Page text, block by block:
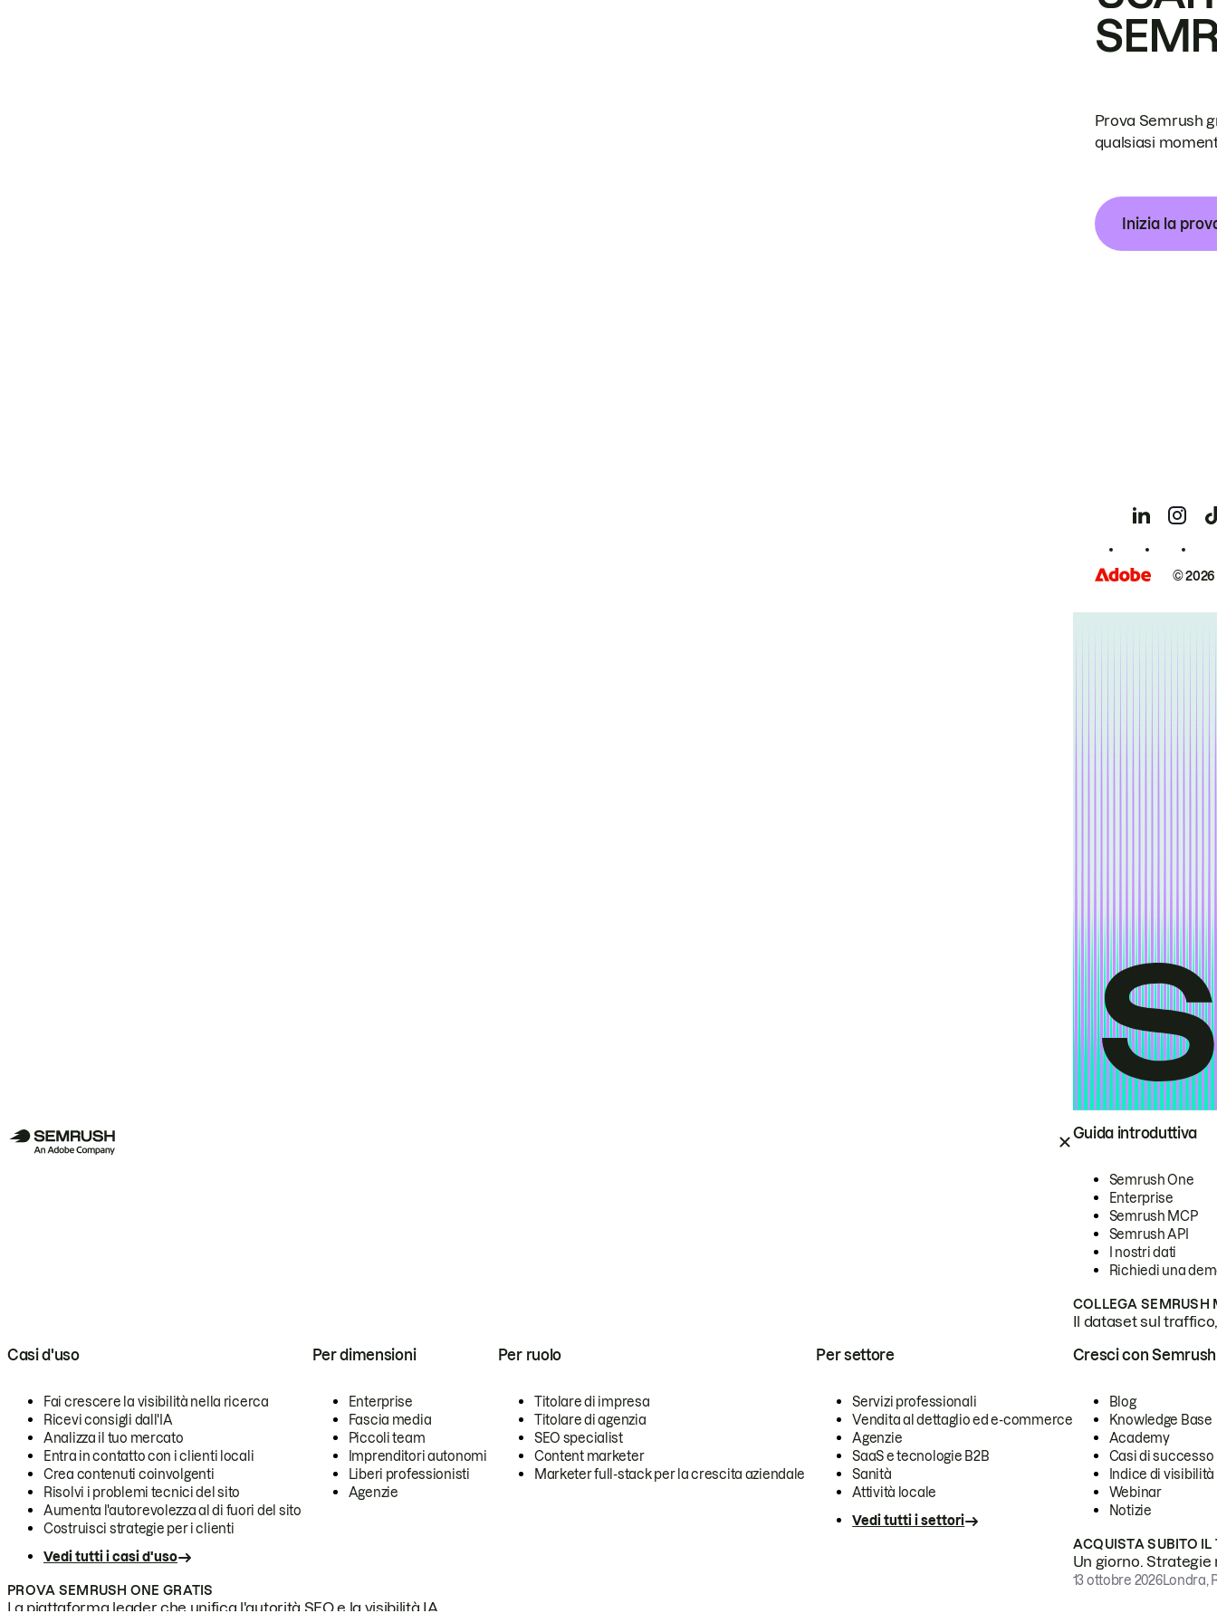
Guida introduttiva
Semrush One
Enterprise
Semrush MCP
Semrush API
I nostri dati
Richiedi una
COLLEGA SEMRUSH
Il dataset sul
Casi d'uso
Fai crescere la visibilità nella ricerca
Ricevi consigli dall'IA
Analizza il tuo mercato
Entra in contatto con i clienti locali
Crea contenuti coinvolgenti
Risolvi i problemi tecnici del sito
Aumenta l'autorevolezza al di fuori del sito
Costruisci strategie per i clienti
Vedi tutti i casi d'uso
Per dimensioni
Enterprise
Fascia media
Piccoli team
Imprenditori autonomi
Liberi professionisti
Agenzie
Per ruolo
Titolare di impresa
Titolare di agenzia
SEO specialist
Content marketer
Marketer full-stack per la crescita aziendale
Per settore
Servizi professionali
Vendita al dettaglio ed e-commerce
Agenzie
SaaS e tecnologie B2B
Sanità
Attività locale
Vedi tutti i settori
PROVA SEMRUSH ONE GRATIS
La piattaforma leader che unifica l'autorità SEO e la visibilità IA.
Cresci con Semrush
Blog
Knowledge Base
Academy
Casi di successo
Indice di visibilità
Webinar
Notizie
ACQUISTA SUBITO IL
Un giorno.
13 ottobre 2026Londra,
Prova Semrush
qualsiasi
Inizia la
©